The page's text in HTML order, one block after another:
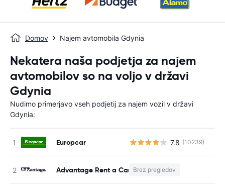
Domov Najem avtomobila Gdynia
Nekatera naša podjetja za najem
avtomobilov so na voljo v državi
Gdynia
Nudimo primerjavo vseh podjetij za najem vozil v državi
Gdynia:
Europcar 7.8 (10239)
Advantage Rent a Car Brez pregledov